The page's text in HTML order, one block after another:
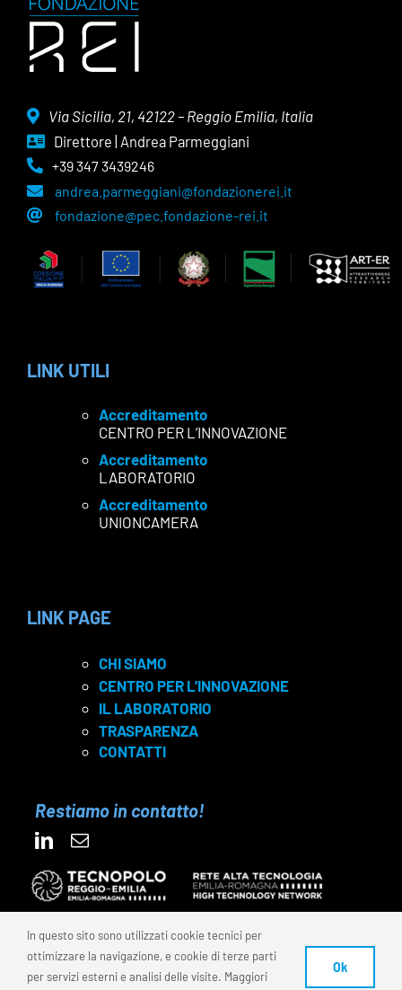
Via Sicilia, 21, 42122 – Reggio Emilia, Italia
Direttore | Andrea Parmeggiani
+39 347 3439246
andrea.parmeggiani@fondazionerei.it
fondazione@pec.fondazione-rei.it
LINK UTILI
Accreditamento
CENTRO PER L’INNOVAZIONE
Accreditamento
LABORATORIO
Accreditamento
UNIONCAMERA
LINK PAGE
CHI SIAMO
CENTRO PER L’INNOVAZIONE
IL LABORATORIO
TRASPARENZA
CONTATTI
Restiamo in contatto!
© 2025 FONDAZIONE REI – C.F. 91159870350 | P.IVA
In questo sito sono utilizzati cookie tecnici per
ottimizzare la navigazione, e cookie di terze parti
per servizi esterni e analisi delle visite. Maggiori
Ok